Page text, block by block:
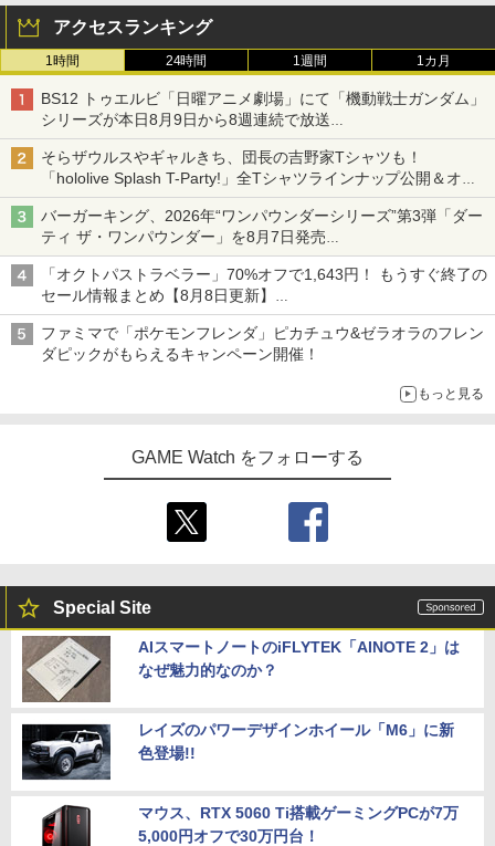
アクセスランキング
1時間 24時間 1週間 1カ月
BS12 トゥエルビ「日曜アニメ劇場」にて「機動戦士ガンダム」
シリーズが本日8月9日から8週連続で放送
初回は「機動戦士ガンダム【HDリマスター版】」
そらザウルスやギャルきち、団長の吉野家Tシャツも！
「hololive Splash T-Party!」全Tシャツラインナップ公開＆オン
ライン販売開始
バーガーキング、2026年“ワンパウンダーシリーズ”第3弾「ダー
ティ ザ・ワンパウンダー」を8月7日発売
「特製ガーリックマヨソース」を使用した超大型チーズバーガー
「オクトパストラベラー」70%オフで1,643円！ もうすぐ終了の
セール情報まとめ【8月8日更新】
ニンテンドーeショップでは「大神 絶景版」が67%オフで990円
ファミマで「ポケモンフレンダ」ピカチュウ&ゼラオラのフレン
ダピックがもらえるキャンペーン開催！
もっと見る
GAME Watch をフォローする
Special Site
AIスマートノートのiFLYTEK「AINOTE 2」は
なぜ魅力的なのか？
レイズのパワーデザインホイール「M6」に新
色登場!!
マウス、RTX 5060 Ti搭載ゲーミングPCが7万
5,000円オフで30万円台！